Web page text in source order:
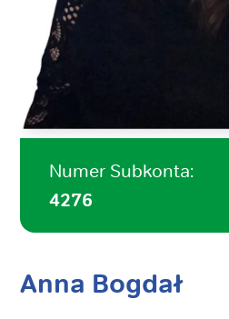
Numer Subkonta:
4276
Anna Bogdał